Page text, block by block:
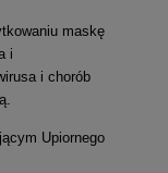
maskę
i
i chorób
Upiornego